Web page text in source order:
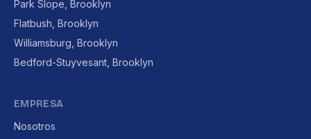
Park Slope, Brooklyn
Flatbush, Brooklyn
Williamsburg, Brooklyn
Bedford-Stuyvesant, Brooklyn
EMPRESA
Nosotros